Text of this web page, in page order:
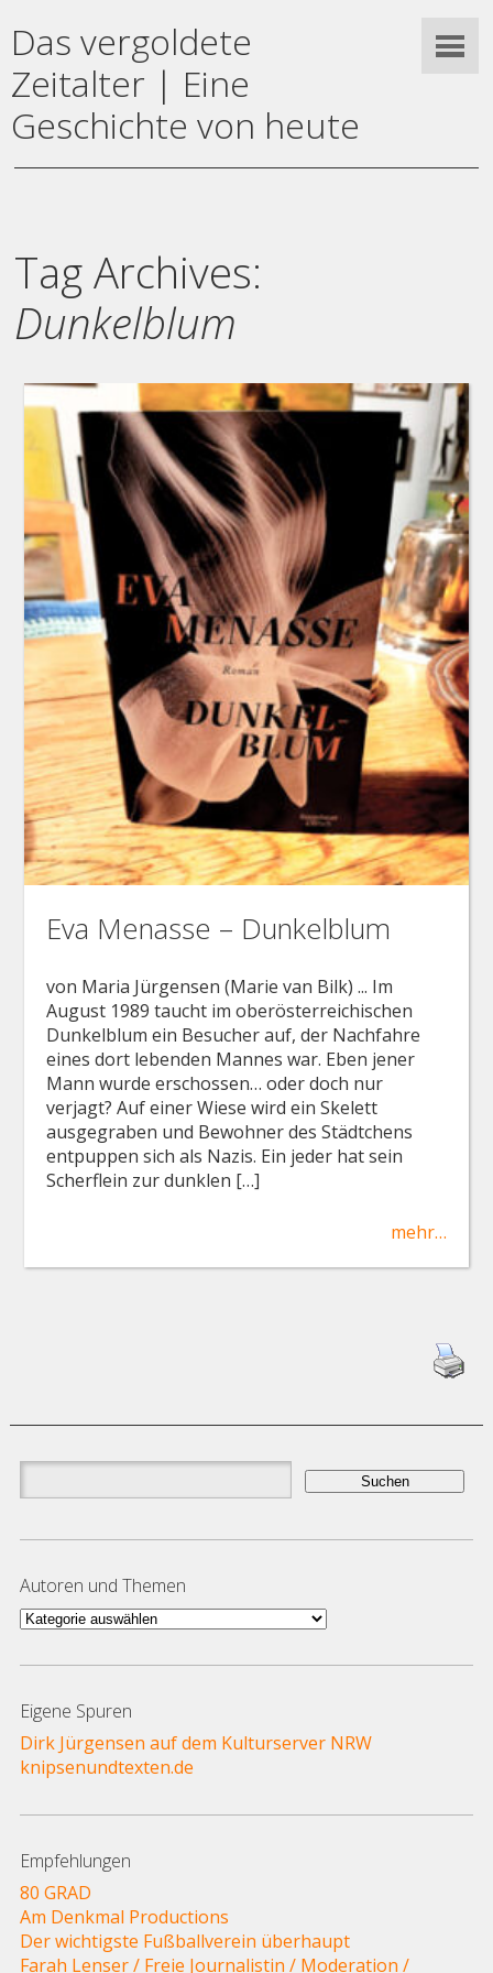
Das vergoldete
Zeitalter | Eine
Geschichte von heute
Tag Archives:
Dunkelblum
Eva Menasse – Dunkelblum
von Maria Jürgensen (Marie van Bilk) ... Im
August 1989 taucht im oberösterreichischen
Dunkelblum ein Besucher auf, der Nachfahre
eines dort lebenden Mannes war. Eben jener
Mann wurde erschossen… oder doch nur
verjagt? Auf einer Wiese wird ein Skelett
ausgegraben und Bewohner des Städtchens
entpuppen sich als Nazis. Ein jeder hat sein
Scherflein zur dunklen […]
mehr…
Suchen
nach:
Autoren und Themen
Autoren
Themen
Eigene Spuren
Dirk Jürgensen auf dem Kulturserver NRW
knipsenundtexten.de
Empfehlungen
80 GRAD
Am Denkmal Productions
Der wichtigste Fußballverein überhaupt
Farah Lenser / Freie Journalistin / Moderation /